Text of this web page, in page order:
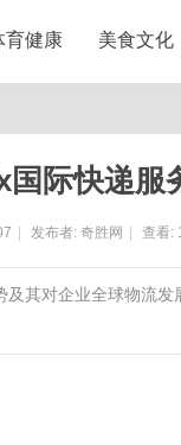
育健康 美食文化
际快递服
发布者: 奇胜网 查看:
其对企业全球物流